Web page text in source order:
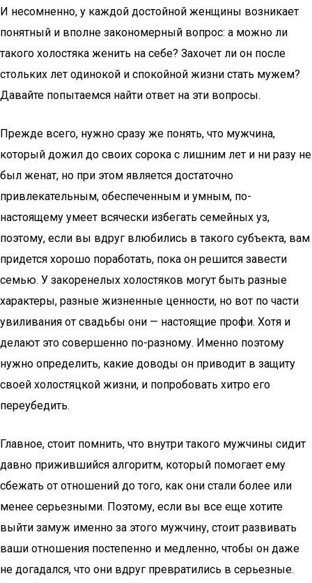
И несомненно, у каждой достойной женщины возникает
понятный и вполне закономерный вопрос: а можно ли
такого холостяка женить на себе? Захочет ли он после
стольких лет одинокой и спокойной жизни стать мужем?
Давайте попытаемся найти ответ на эти вопросы.
Прежде всего, нужно сразу же понять, что мужчина,
который дожил до своих сорока с лишним лет и ни разу не
был женат, но при этом является достаточно
привлекательным, обеспеченным и умным, по-
настоящему умеет всячески избегать семейных уз,
поэтому, если вы вдруг влюбились в такого субъекта, вам
придется хорошо поработать, пока он решится завести
семью. У закоренелых холостяков могут быть разные
характеры, разные жизненные ценности, но вот по части
увиливания от свадьбы они — настоящие профи. Хотя и
делают это совершенно по-разному. Именно поэтому
нужно определить, какие доводы он приводит в защиту
своей холостяцкой жизни, и попробовать хитро его
переубедить.
Главное, стоит помнить, что внутри такого мужчины сидит
давно прижившийся алгоритм, который помогает ему
сбежать от отношений до того, как они стали более или
менее серьезными. Поэтому, если вы все еще хотите
выйти замуж именно за этого мужчину, стоит развивать
ваши отношения постепенно и медленно, чтобы он даже
не догадался, что они вдруг превратились в серьезные.